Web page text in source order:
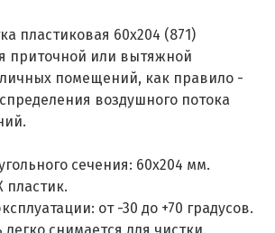
пластиковая 60х204 (871)
приточной или вытяжной
помещений, как правило -
воздушного потока
сечения: 60х204 мм.
пластик.
от -30 до +70 градусов.